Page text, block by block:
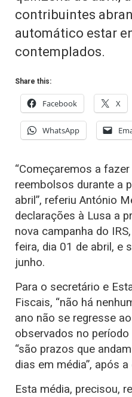
contribuintes
automático estar
contemplados.
Share this:
Facebook X
WhatsApp
“Começaremos a
reembolsos durante a
abril”, referiu António
declarações à Lusa a
nova campanha do
feira, dia 01 de abril, e
junho.
Para o secretário e
Fiscais, “não há
ano não se regresse
observados no período
“são prazos que
dias em média”, após
Esta média, precisou,